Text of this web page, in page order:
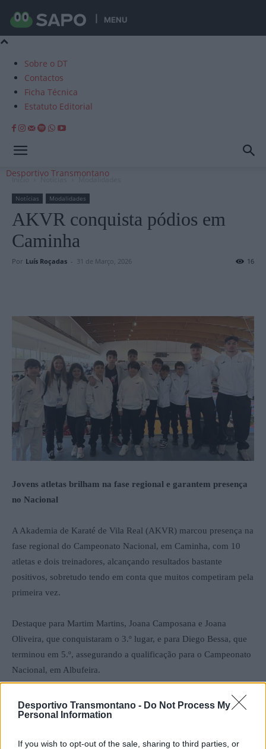
Desportivo Transmontano - Do Not Process My
Personal Information
If you wish to opt-out of the sale, sharing to third parties, or
MENU
Sobre o DT
Contactos
Ficha Técnica
Estatuto Editorial
Desportivo Transmontano
Início Notícias Modalidades
Notícias Modalidades
AKVR conquista pódios em
Caminha
Por Luís Roçadas - 31 de Março, 2026 16
Jovens atletas brilham na fase regional e garantem presença
no Nacional
A Akademia de Karaté de Vila Real (AKVR) marcou presença na
fase regional do Campeonato Nacional, em Caminha, com 10
atletas e dois treinadores, alcançando resultados bastante
positivos, sobretudo tendo em conta que muitos competiram pela
primeira vez.
Destaque para Martim Martins, Joana Camposana e Joana
Oliveira, que conquistaram o 3.º lugar, e para Diego Bessa, que
terminou em 5.º, assegurando a qualificação para o Campeonato
Nacional, em Albufeira.
Além dos pódios, a participação da Akadmia vila-realense ficou
marcada pela evolução e empenho de todos os atletas,